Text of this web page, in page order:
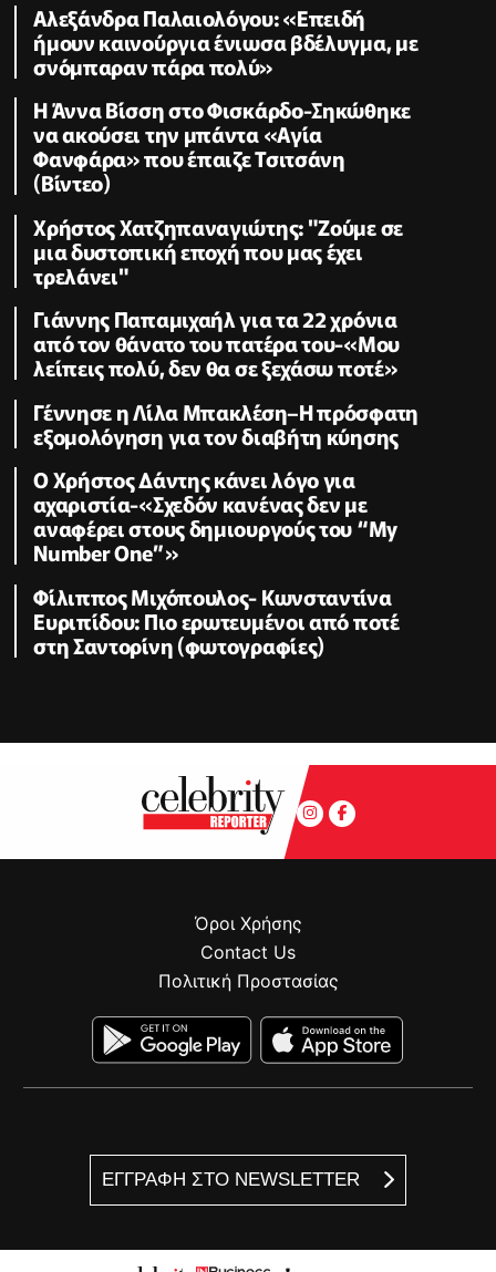
Αλεξάνδρα Παλαιολόγου: «Επειδή
ήμουν καινούργια ένιωσα βδέλυγμα, με
σνόμπαραν πάρα πολύ»
Η Άννα Βίσση στο Φισκάρδο-Σηκώθηκε
να ακούσει την μπάντα «Αγία
Φανφάρα» που έπαιζε Τσιτσάνη
(Βίντεο)
Χρήστος Χατζηπαναγιώτης: "Ζούμε σε
μια δυστοπική εποχή που μας έχει
τρελάνει"
Γιάννης Παπαμιχαήλ για τα 22 χρόνια
από τον θάνατο του πατέρα του-«Μου
λείπεις πολύ, δεν θα σε ξεχάσω ποτέ»
Γέννησε η Λίλα Μπακλέση–Η πρόσφατη
εξομολόγηση για τον διαβήτη κύησης
Ο Χρήστος Δάντης κάνει λόγο για
αχαριστία-«Σχεδόν κανένας δεν με
αναφέρει στους δημιουργούς του “My
Number One”»
Φίλιππος Μιχόπουλος- Κωνσταντίνα
Ευριπίδου: Πιο ερωτευμένοι από ποτέ
στη Σαντορίνη (φωτογραφίες)
ΕΓΓΡΑΦΗ ΣΤΟ NEWSLETTER
Όροι Χρήσης
Contact Us
Πολιτική Προστασίας